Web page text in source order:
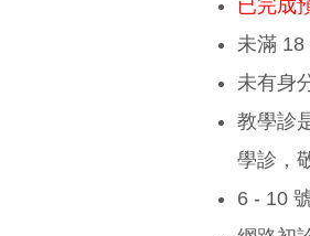
已完成
未滿 18
未有身
教學診
學診，
6 - 10